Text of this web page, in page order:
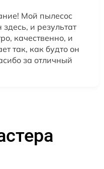
Мой пылесос
и результат
качественно, и
так, как будто он
за отличный